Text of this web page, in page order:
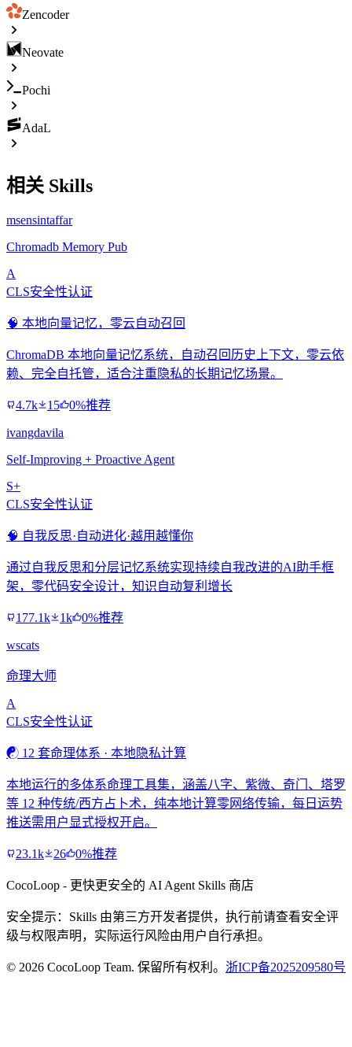
Zencoder
Neovate
Pochi
AdaL
相关 Skills
msensintaffar
Chromadb Memory Pub
A
CLS安全性认证
🧠 本地向量记忆，零云自动召回
ChromaDB 本地向量记忆系统，自动召回历史上下文，零云依
赖、完全自托管，适合注重隐私的长期记忆场景。
4.7k 15 0%推荐
ivangdavila
Self-Improving + Proactive Agent
S+
CLS安全性认证
🧠 自我反思·自动进化·越用越懂你
通过自我反思和分层记忆系统实现持续自我改进的AI助手框
架，零代码安全设计，知识自动复利增长
177.1k 1k 0%推荐
wscats
命理大师
A
CLS安全性认证
☯️ 12 套命理体系 · 本地隐私计算
本地运行的多体系命理工具集，涵盖八字、紫微、奇门、塔罗
等 12 种传统/西方占卜术，纯本地计算零网络传输，每日运势
推送需用户显式授权开启。
23.1k 26 0%推荐
CocoLoop - 更快更安全的 AI Agent Skills 商店
安全提示：Skills 由第三方开发者提供，执行前请查看安全评
级与权限声明，实际运行风险由用户自行承担。
© 2026 CocoLoop Team. 保留所有权利。 浙ICP备2025209580号